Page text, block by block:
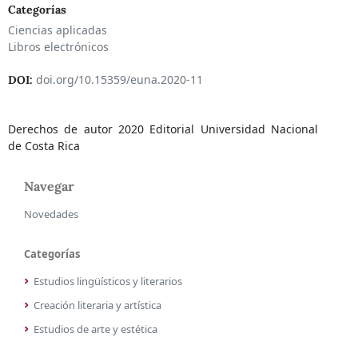
Categorías
Ciencias aplicadas
Libros electrónicos
DOI: doi.org/10.15359/euna.2020-11
Derechos de autor 2020 Editorial Universidad Nacional
de Costa Rica
Navegar
Novedades
Categorías
Estudios lingüísticos y literarios
Creación literaria y artística
Estudios de arte y estética